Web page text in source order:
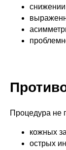
снижении
Процедура не
кожных
острых